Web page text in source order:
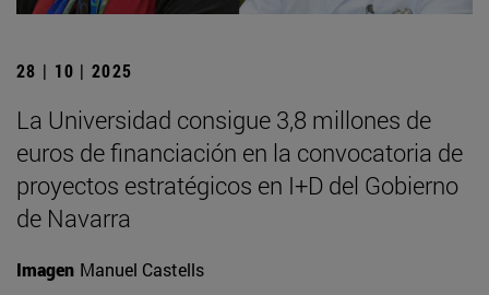
28 | 10 | 2025
La Universidad consigue 3,8 millones de
euros de financiación en la convocatoria de
proyectos estratégicos en I+D del Gobierno
de Navarra
Imagen Manuel Castells